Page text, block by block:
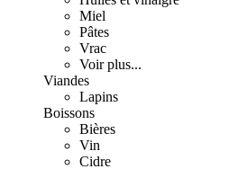
Miel
Pâtes
Vrac
Voir plus...
Viandes
Lapins
Boissons
Bières
Vin
Cidre